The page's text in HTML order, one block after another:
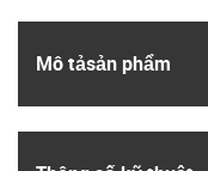
Mô tả­sản phẩm